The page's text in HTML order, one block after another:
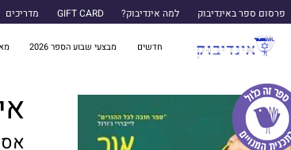
פרסום ספר באינדיבוק למה אינדיבוק? GIFT CARD מדריכים
חדשים מבצעי שבוע הספר 2026